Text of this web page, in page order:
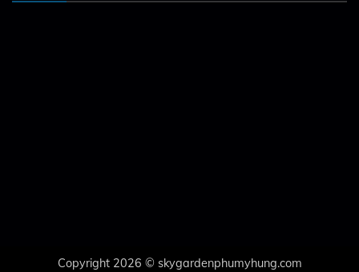
Copyright 2026 © skygardenphumyhung.com